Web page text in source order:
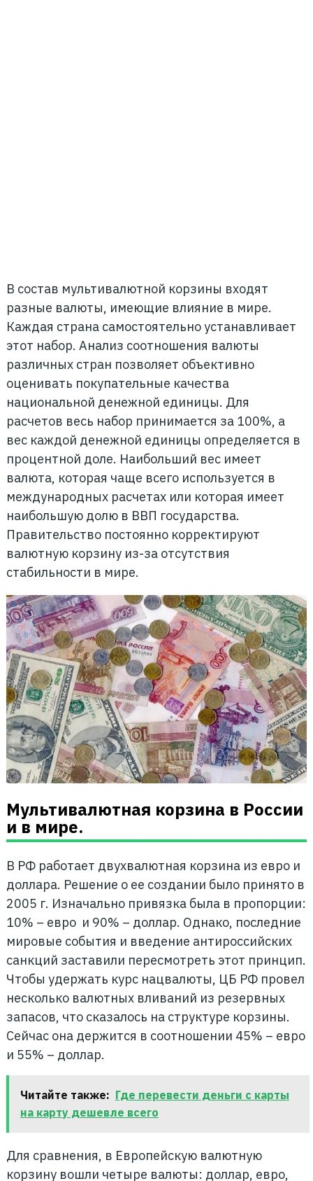
В состав мультивалютной корзины входят
разные валюты, имеющие влияние в мире.
Каждая страна самостоятельно устанавливает
этот набор. Анализ соотношения валюты
различных стран позволяет объективно
оценивать покупательные качества
национальной денежной единицы. Для
расчетов весь набор принимается за 100%, а
вес каждой денежной единицы определяется в
процентной доле. Наибольший вес имеет
валюта, которая чаще всего используется в
международных расчетах или которая имеет
наибольшую долю в ВВП государства.
Правительство постоянно корректируют
валютную корзину из-за отсутствия
стабильности в мире.
Мультивалютная корзина в России
и в мире.
В РФ работает двухвалютная корзина из евро и
доллара. Решение о ее создании было принято в
2005 г. Изначально привязка была в пропорции:
10% – евро и 90% – доллар. Однако, последние
мировые события и введение антироссийских
санкций заставили пересмотреть этот принцип.
Чтобы удержать курс нацвалюты, ЦБ РФ провел
несколько валютных вливаний из резервных
запасов, что сказалось на структуре корзины.
Сейчас она держится в соотношении 45% – евро
и 55% – доллар.
Читайте также: Где перевести деньги с карты
на карту дешевле всего
Для сравнения, в Европейскую валютную
корзину вошли четыре валюты: доллар, евро,